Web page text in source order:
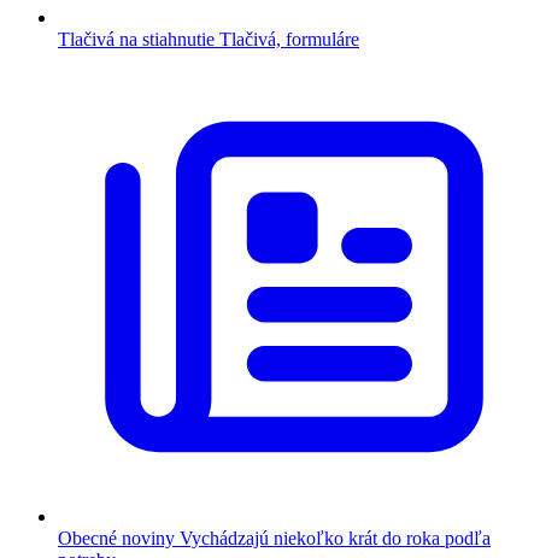
Tlačivá na stiahnutie Tlačivá, formuláre
Obecné noviny Vychádzajú niekoľko krát do roka podľa